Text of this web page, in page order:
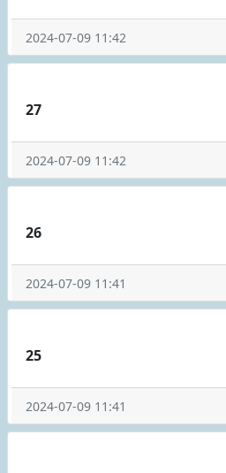
2024-07-09 11:42
27
2024-07-09 11:42
26
2024-07-09 11:41
25
2024-07-09 11:41